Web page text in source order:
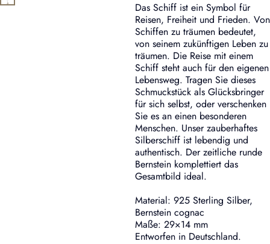
Das Schiff ist ein Symbol für
Reisen, Freiheit und Frieden. Von
Schiffen zu träumen bedeutet,
von seinem zukünftigen Leben zu
träumen. Die Reise mit einem
Schiff steht auch für den eigenen
Lebensweg. Tragen Sie dieses
Schmuckstück als Glücksbringer
für sich selbst, oder verschenken
Sie es an einen besonderen
Menschen. Unser zauberhaftes
Silberschiff ist lebendig und
authentisch. Der zeitliche runde
Bernstein komplettiert das
Gesamtbild ideal.
Material: 925 Sterling Silber,
Bernstein cognac
Maße: 29×14 mm
Entworfen in Deutschland.